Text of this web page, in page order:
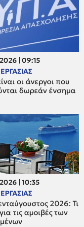
| 09:15
οι άνεργοι που
δωρεάν ένσημα
| 10:35
2026: Τι
τις αμοιβές των